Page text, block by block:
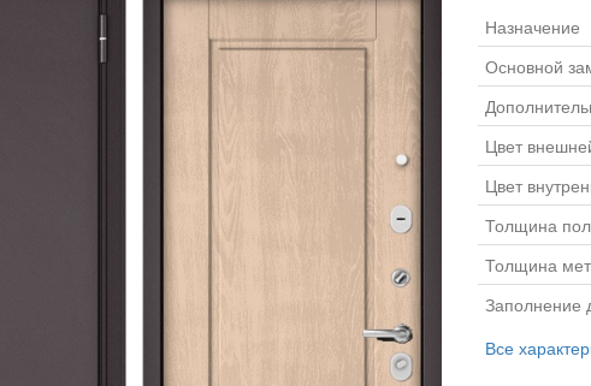
Назначение
Основной
Цвет
Цвет
Толщина
Толщина
Заполнение
Все